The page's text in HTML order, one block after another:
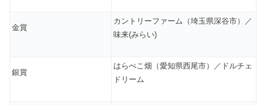
金賞
カントリーファーム（埼玉県深谷市）／
味来(みらい)
銀賞
はらぺこ畑（愛知県西尾市）／ドルチェ
ドリーム